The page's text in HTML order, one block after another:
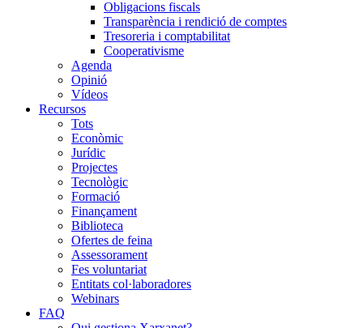
Obligacions fiscals
Transparència i rendició de comptes
Tresoreria i comptabilitat
Cooperativisme
Agenda
Opinió
Vídeos
Recursos
Tots
Econòmic
Jurídic
Projectes
Tecnològic
Formació
Finançament
Biblioteca
Ofertes de feina
Assessorament
Fes voluntariat
Entitats col·laboradores
Webinars
FAQ